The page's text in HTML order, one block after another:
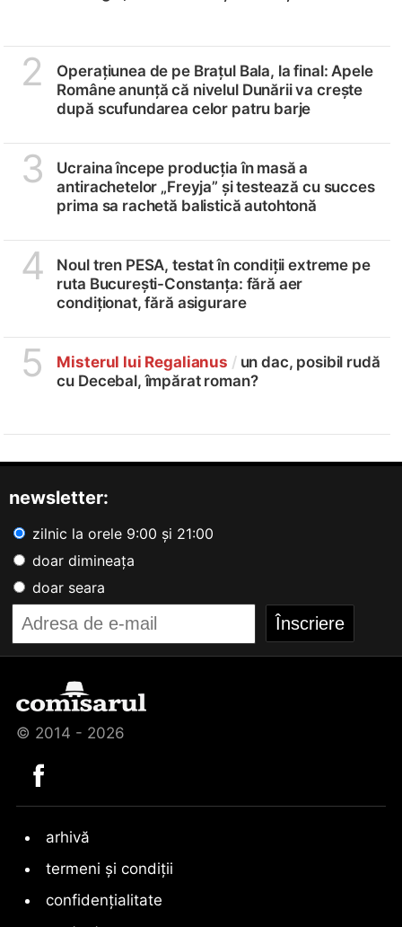
2
Operațiunea de pe Brațul Bala, la final: Apele
Române anunță că nivelul Dunării va crește
după scufundarea celor patru barje
3
Ucraina începe producția în masă a
antirachetelor „Freyja” și testează cu succes
prima sa rachetă balistică autohtonă
4
Noul tren PESA, testat în condiții extreme pe
ruta București-Constanța: fără aer
condiționat, fără asigurare
5 Misterul lui Regalianus /un dac, posibil rudă
cu Decebal, împărat roman?
newsletter:
zilnic la orele 9:00 și 21:00
doar dimineața
doar seara
© 2014 - 2026
arhivă
termeni și condiții
confidențialitate